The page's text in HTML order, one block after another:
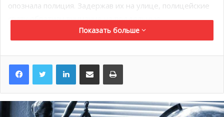
опознала полиция. Задержав их на улице, полицейские
сразу обратили внимание на поддельные
удостоверения личности. На деле, молодые люди
отпечатки пальцев для опознания, они устроили
невероятный скандал. Как бы то ни было, полицейские
не преминули обнаружить при них инкриминирующую
отвёртку, жёсткую пластиковую карточку, перчатки и
ножницы. Так и не признавшись в первой краже со
Показать больше
LinkedInПоделиться по электронной почте Распечатать